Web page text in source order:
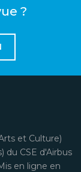
?
et Culture)
du CSE d'Airbus
en ligne en